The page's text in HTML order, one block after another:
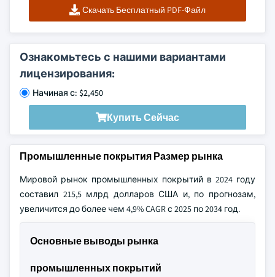
Скачать Бесплатный PDF-Файл
Ознакомьтесь с нашими вариантами
лицензирования:
Начиная с: $2,450
Купить Сейчас
Промышленные покрытия Размер рынка
Мировой рынок промышленных покрытий в 2024 году
составил 215,5 млрд долларов США и, по прогнозам,
увеличится до более чем 4,9% CAGR с 2025 по 2034 год.
Основные выводы рынка
промышленных покрытий